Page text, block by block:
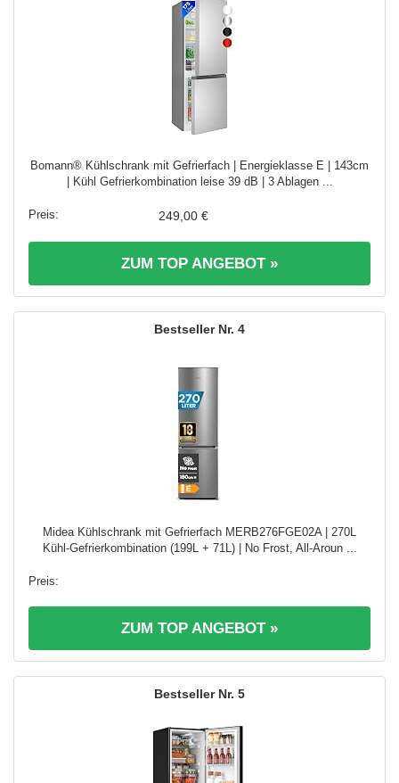
Bomann® Kühlschrank mit Gefrierfach | Energieklasse E | 143cm
| Kühl Gefrierkombination leise 39 dB | 3 Ablagen ...
249,00 €
ZUM TOP ANGEBOT »
4
Midea Kühlschrank mit Gefrierfach MERB276FGE02A | 270L
Kühl-Gefrierkombination (199L + 71L) | No Frost, All-Aroun ...
ZUM TOP ANGEBOT »
5